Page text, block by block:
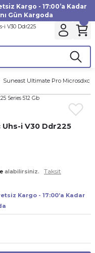
Kargo - 17:00’a Kadar
Gün Kargoda
Suneast Ultimate Pro Microsdxc
i V30 Ddr225
alabilirsiniz.
Taksit
Kargo - 17:00’a Kadar